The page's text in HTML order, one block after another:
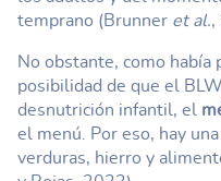
temprano (Brunner et al.,
No obstante, como había
posibilidad de que el
desnutrición infantil, el
el menú. Por eso, hay
verduras, hierro y